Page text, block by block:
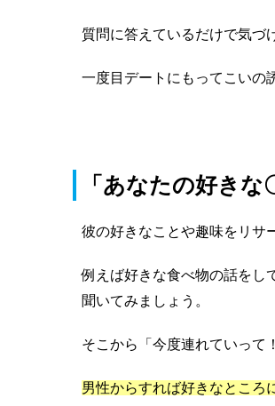
質問に答えているだけで気づ
一度目デートにもってこいの
「あなたの好きな
彼の好きなことや趣味をリサ
例えば好きな食べ物の話をし
聞いてみましょう。
そこから「今度連れていって
男性からすれば好きなところ